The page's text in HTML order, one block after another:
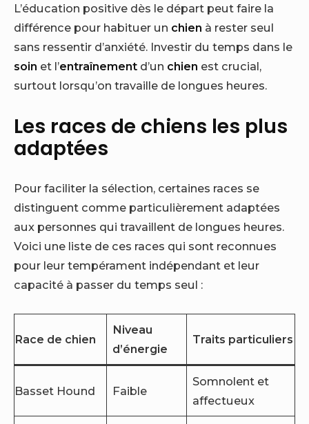
L’éducation positive dès le départ peut faire la
différence pour habituer un chien à rester seul
sans ressentir d’anxiété. Investir du temps dans le
soin et l’entraînement d’un chien est crucial,
surtout lorsqu’on travaille de longues heures.
Les races de chiens les plus
adaptées
Pour faciliter la sélection, certaines races se
distinguent comme particulièrement adaptées
aux personnes qui travaillent de longues heures.
Voici une liste de ces races qui sont reconnues
pour leur tempérament indépendant et leur
capacité à passer du temps seul :
Race de chien
Niveau
d’énergie
Traits particuliers
Basset Hound Faible
Somnolent et
affectueux